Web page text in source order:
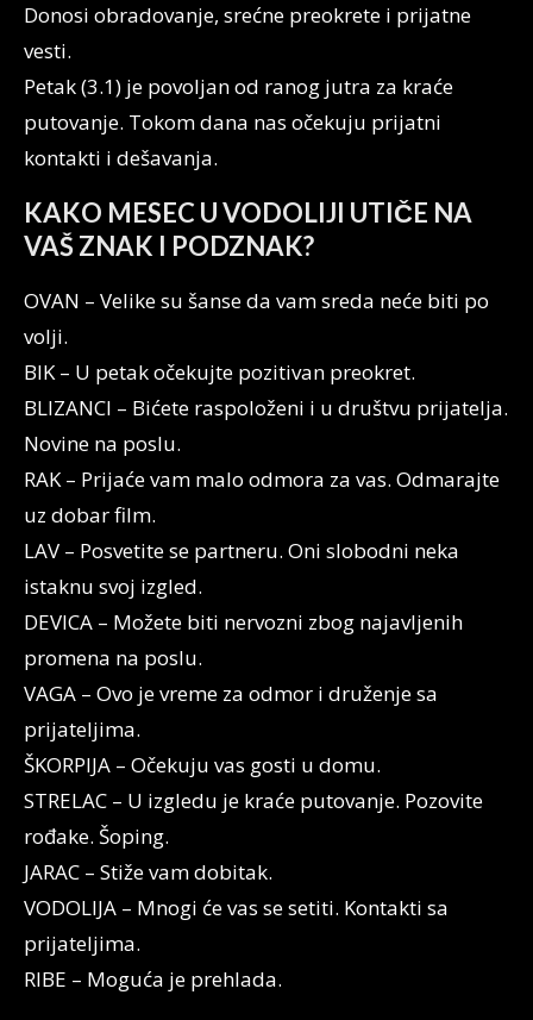
Donosi obradovanje, srećne preokrete i prijatne
vesti.
Petak (3.1) je povoljan od ranog jutra za kraće
putovanje. Tokom dana nas očekuju prijatni
kontakti i dešavanja.
KAKO MESEC U VODOLIJI UTIČE NA
VAŠ ZNAK I PODZNAK?
OVAN – Velike su šanse da vam sreda neće biti po
volji.
BIK – U petak očekujte pozitivan preokret.
BLIZANCI – Bićete raspoloženi i u društvu prijatelja.
Novine na poslu.
RAK – Prijaće vam malo odmora za vas. Odmarajte
uz dobar film.
LAV – Posvetite se partneru. Oni slobodni neka
istaknu svoj izgled.
DEVICA – Možete biti nervozni zbog najavljenih
promena na poslu.
VAGA – Ovo je vreme za odmor i druženje sa
prijateljima.
ŠKORPIJA – Očekuju vas gosti u domu.
STRELAC – U izgledu je kraće putovanje. Pozovite
rođake. Šoping.
JARAC – Stiže vam dobitak.
VODOLIJA – Mnogi će vas se setiti. Kontakti sa
prijateljima.
RIBE – Moguća je prehlada.